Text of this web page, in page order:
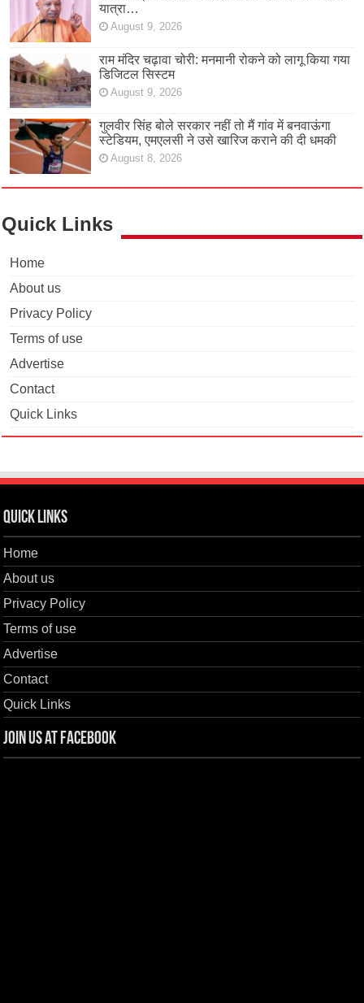
यात्रा…
August 9, 2026
राम मंदिर चढ़ावा चोरी: मनमानी रोकने को लागू किया गया
डिजिटल सिस्टम
August 9, 2026
गुलवीर सिंह बोले सरकार नहीं तो मैं गांव में बनवाऊंगा
स्टेडियम, एमएलसी ने उसे खारिज कराने की दी धमकी
August 8, 2026
Quick Links
Home
About us
Privacy Policy
Terms of use
Advertise
Contact
Quick Links
Quick Links
Home
About us
Privacy Policy
Terms of use
Advertise
Contact
Quick Links
Join us at Facebook